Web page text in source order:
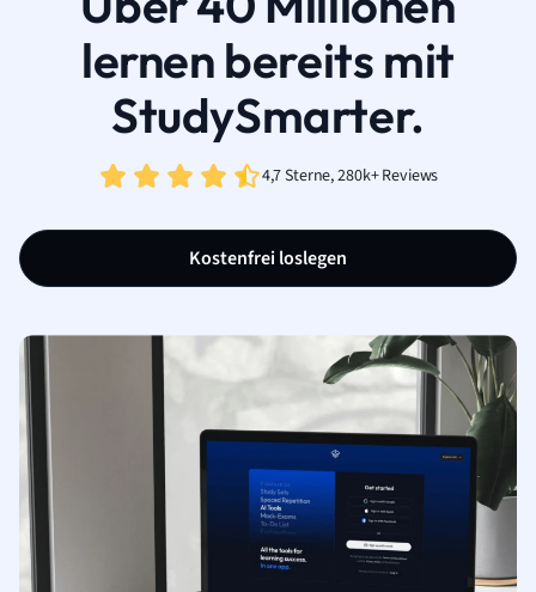
lernen bereits mit
StudySmarter.
4,7 Sterne, 280k+ Reviews
Kostenfrei loslegen